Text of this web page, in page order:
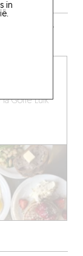
in
BUURT
la GoffeLuik